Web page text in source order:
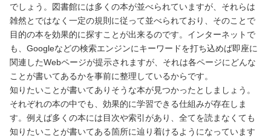
でしょう。図書館には多くの本が並べられていますが、それらは
雑然とではなく一定の規則に従って並べられており、そのことで
目的の本を効果的に探すことが出来るのです。インターネットで
も、Googleなどの検索エンジンにキーワードを打ち込めば即座に
関連したWebページが提示されますが、それは各ページにどんな
ことが書いてあるかを事前に整理しているからです。
知りたいことが書いてありそうな本が見つかったとしましょう。
それぞれの本の中でも、効果的に学習できる仕組みが存在しま
す。例えば多くの本には目次や索引があり、全てを読まなくても
知りたいことが書いてある箇所に辿り着けるようになっています